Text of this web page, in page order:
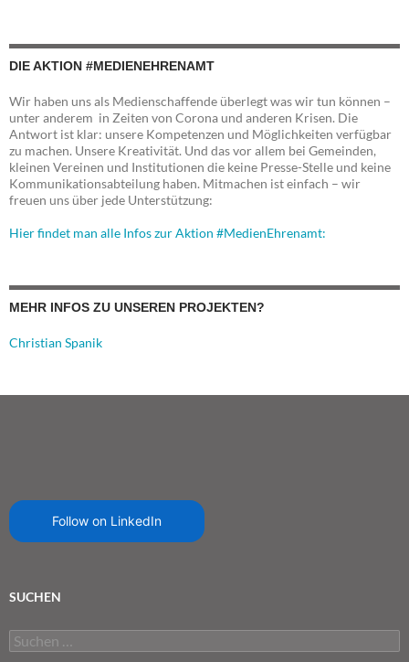
DIE AKTION #MEDIENEHRENAMT
Wir haben uns als Medienschaffende überlegt was wir tun können –
unter anderem in Zeiten von Corona und anderen Krisen. Die
Antwort ist klar: unsere Kompetenzen und Möglichkeiten verfügbar
zu machen. Unsere Kreativität. Und das vor allem bei Gemeinden,
kleinen Vereinen und Institutionen die keine Presse-Stelle und keine
Kommunikationsabteilung haben. Mitmachen ist einfach – wir
freuen uns über jede Unterstützung:
Hier findet man alle Infos zur Aktion #MedienEhrenamt:
MEHR INFOS ZU UNSEREN PROJEKTEN?
Christian Spanik
Follow on LinkedIn
SUCHEN
Suchen
nach: